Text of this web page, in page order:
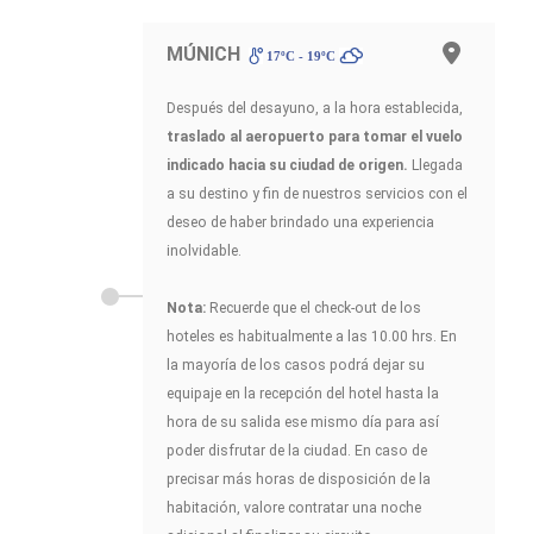
MÚNICH 17ºC - 19ºC
Después del desayuno, a la hora establecida,
traslado al aeropuerto para tomar el vuelo
indicado hacia su ciudad de origen. Llegada
a su destino y fin de nuestros servicios con el
deseo de haber brindado una experiencia
inolvidable.
Nota: Recuerde que el check-out de los
hoteles es habitualmente a las 10.00 hrs. En
la mayoría de los casos podrá dejar su
equipaje en la recepción del hotel hasta la
hora de su salida ese mismo día para así
poder disfrutar de la ciudad. En caso de
precisar más horas de disposición de la
habitación, valore contratar una noche